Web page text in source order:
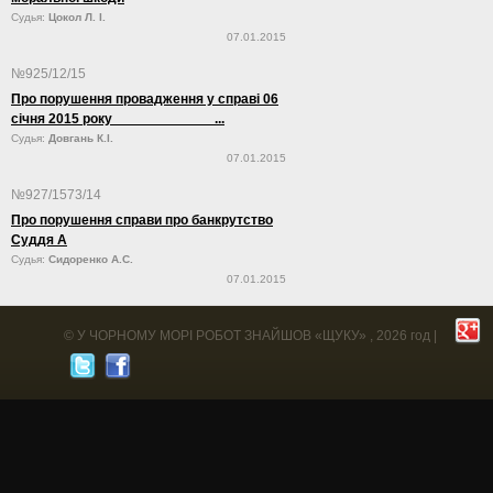
Судья: Цокол Л. І.
07.01.2015
№925/12/15
Про порушення провадження у справі 06
січня 2015 року ...
Судья: Довгань К.І.
07.01.2015
№927/1573/14
Про порушення справи про банкрутство
Суддя А
Судья: Сидоренко А.С.
07.01.2015
© У ЧОРНОМУ МОРІ РОБОТ ЗНАЙШОВ «ЩУКУ» , 2026 год |